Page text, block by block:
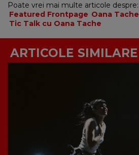
Poate vrei mai multe articole despre:
Featured Frontpage Oana Tache
Tic Talk cu Oana Tache
ARTICOLE SIMILARE